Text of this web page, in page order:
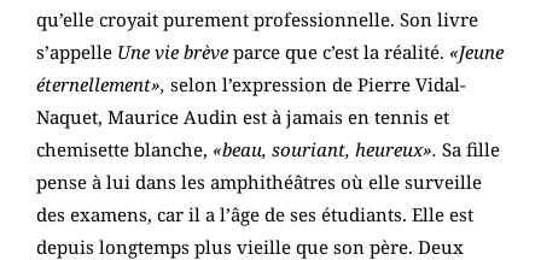
qu’elle croyait purement professionnelle. Son livre
s’appelle Une vie brève parce que c’est la réalité. «Jeune
éternellement», selon l’expression de Pierre Vidal-
Naquet, Maurice Audin est à jamais en tennis et
chemisette blanche, «beau, souriant, heureux». Sa fille
pense à lui dans les amphithéâtres où elle surveille
des examens, car il a l’âge de ses étudiants. Elle est
depuis longtemps plus vieille que son père. Deux